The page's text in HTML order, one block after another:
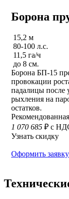
Борона
15,2 м
80-100 л.с.
11,5 га/ч
до 8 см.
Борона БП-15
провокации
падалицы после
рыхления на
остатков.
1 070 685 ₽ с
Узнать скидку
Оформить